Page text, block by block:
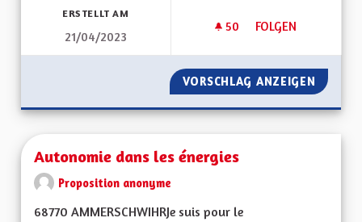
ERSTELLT AM
21/04/2023
50 50 FOLLOWER
FOLGEN
AU MOINS 1 BUS
VORSCHLAG ANZEIGEN AU
Autonomie dans les énergies
Proposition anonyme
68770 AMMERSCHWIHRJe suis pour le